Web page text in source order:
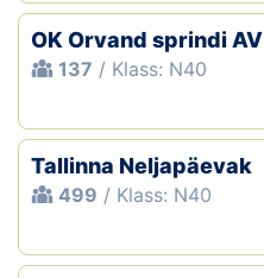
OK Orvand sprindi AV
137 / Klass: N40
Tallinna Neljapäevak
499 / Klass: N40